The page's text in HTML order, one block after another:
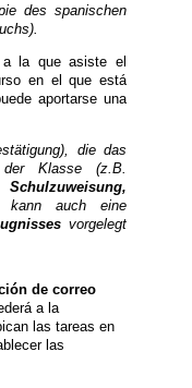
des spanischen
la que asiste el
en el que está
aportarse una
die das
Klasse (z.B.
kann auch eine
vorgelegt
de correo
a la
las tareas en
las